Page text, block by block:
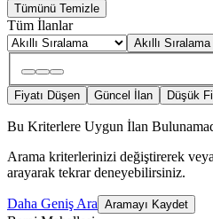
Tümünü Temizle
Tüm İlanlar
Akıllı Sıralama
Fiyatı Düşen Güncel İlan Düşük
Bu Kriterlere Uygun İlan
Arama kriterlerinizi değiştirerek
arayarak tekrar deneyebilirsiniz.
Daha Geniş Ara Aramayı Kaydet